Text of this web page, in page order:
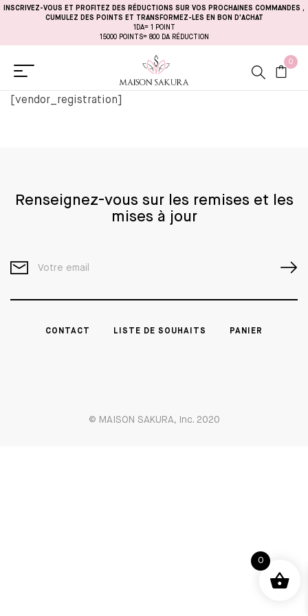
INSCRIVEZ-VOUS ET PROFITEZ DES RÉDUCTIONS SUR VOS PROCHAINES COMMANDES ,
CUMULEZ DES POINTS ET TRANSFORMEZ-LES EN BON D'ACHAT
1DA= 1 POINT
15000 POINTS= 800 DA RÉDUCTION
0
[vendor_registration]
Renseignez-vous sur les remises et les
mises à jour
CONTACT LISTE DE SOUHAITS PANIER
© MAISON SAKURA, Inc. 2020
0